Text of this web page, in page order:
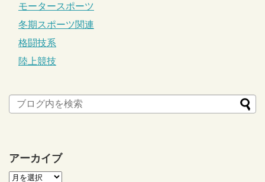
モータースポーツ
冬期スポーツ関連
格闘技系
陸上競技
アーカイブ